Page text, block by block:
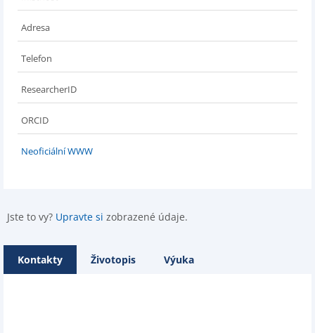
Adresa
Telefon
ResearcherID
ORCID
Neoficiální WWW
Jste to vy? Upravte si zobrazené údaje.
Kontakty Životopis Výuka